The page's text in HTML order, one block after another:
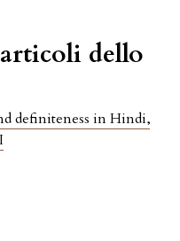
dello
definiteness in Hindi,